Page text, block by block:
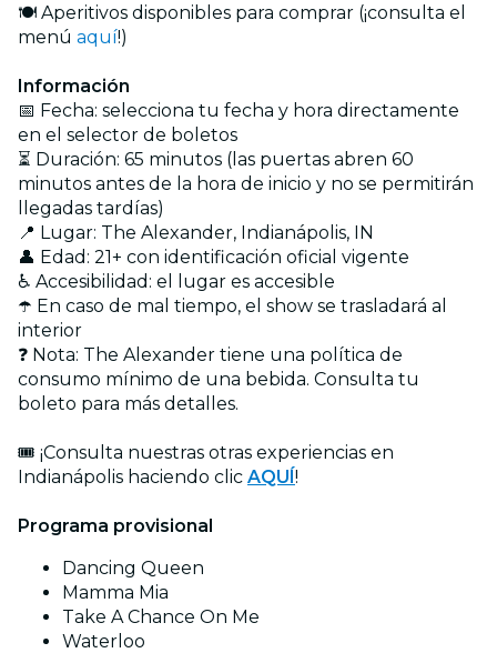
🍽️ Aperitivos disponibles para comprar (¡consulta el
menú aquí!)
Información
📅 Fecha: selecciona tu fecha y hora directamente
en el selector de boletos
⏳ Duración: 65 minutos (las puertas abren 60
minutos antes de la hora de inicio y no se permitirán
llegadas tardías)
📍 Lugar: The Alexander, Indianápolis, IN
👤 Edad: 21+ con identificación oficial vigente
♿ Accesibilidad: el lugar es accesible
☂️ En caso de mal tiempo, el show se trasladará al
interior
❓ Nota: The Alexander tiene una política de
consumo mínimo de una bebida. Consulta tu
boleto para más detalles.
🎟️ ¡Consulta nuestras otras experiencias en
Indianápolis haciendo clic AQUÍ!
Programa provisional
Dancing Queen
Mamma Mia
Take A Chance On Me
Waterloo